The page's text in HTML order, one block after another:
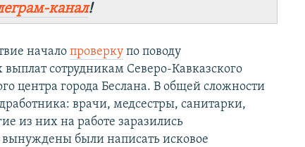
канал!
начало проверкупо поводу
сотрудникам Северо-Кавказского
центра города Беслана. В общей сложности
врачи, медсестры, санитарки,
из них на работе заразились
были написать исковое